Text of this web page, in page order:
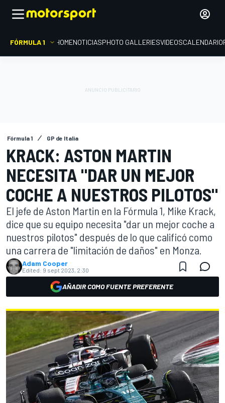
FÓRMULA 1 HOMENOTICIASPHOTO GALLERIESVIDEOSCALENDARIO
Fórmula 1 GP de Italia
KRACK: ASTON MARTIN
NECESITA "DAR UN MEJOR
COCHE A NUESTROS PILOTOS"
El jefe de Aston Martin en la Fórmula 1, Mike Krack,
dice que su equipo necesita "dar un mejor coche a
nuestros pilotos" después de lo que calificó como
una carrera de "limitación de daños" en Monza.
Adam Cooper
Edited: 9 sept 2023, 2:30
AÑADIR COMO FUENTE PREFERENTE